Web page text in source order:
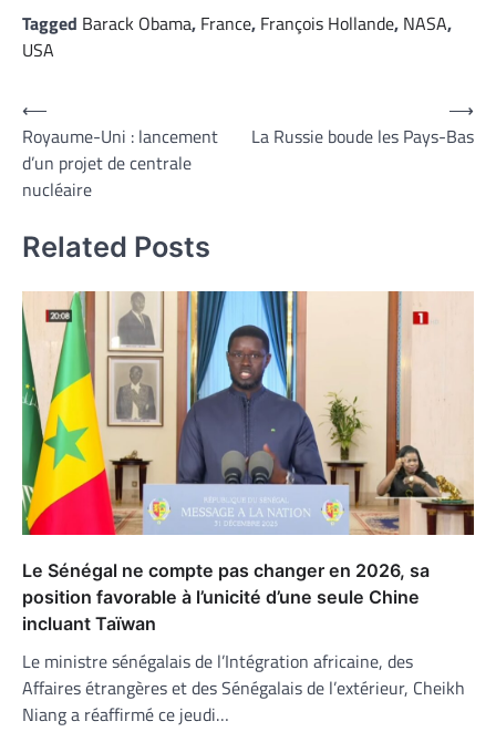
Tagged Barack Obama, France, François Hollande, NASA,
USA
Navigation
de
l’article
⟵
Royaume-Uni : lancement
d’un projet de centrale
nucléaire
La Russie boude les Pays-Bas
⟶
Related Posts
Le Sénégal ne compte pas changer en 2026, sa
position favorable à l’unicité d’une seule Chine
incluant Taïwan
Le ministre sénégalais de l’Intégration africaine, des
Affaires étrangères et des Sénégalais de l’extérieur, Cheikh
Niang a réaffirmé ce jeudi…